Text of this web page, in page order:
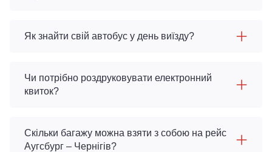
Як знайти свій автобус у день виїзду?
Чи потрібно роздруковувати електронний
квиток?
Скільки багажу можна взяти з собою на рейс
Аугсбург – Чернігів?